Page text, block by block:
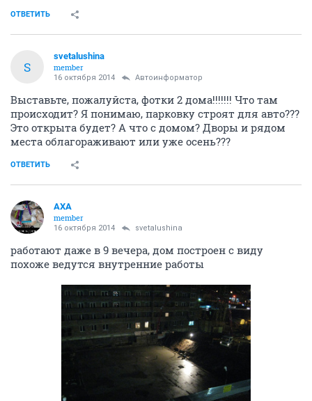
ОТВЕТИТЬ
S
svetalushina
member
16 октября 2014 Автоинформатор
Выставьте, пожалуйста, фотки 2 дома!!!!!!! Что там
происходит? Я понимаю, парковку строят для авто???
Это открыта будет? А что с домом? Дворы и рядом
места облагораживают или уже осень???
ОТВЕТИТЬ
AXA
member
16 октября 2014 svetalushina
работают даже в 9 вечера, дом построен с виду
похоже ведутся внутренние работы